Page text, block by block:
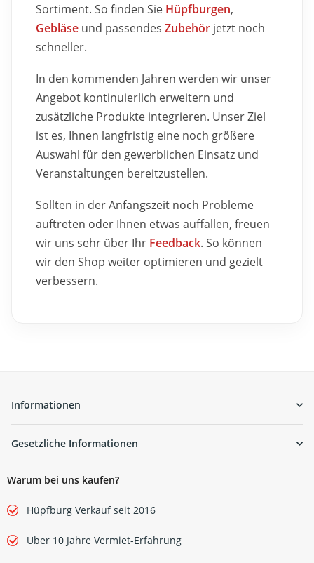
Sortiment. So finden Sie Hüpfburgen,
Gebläse und passendes Zubehör jetzt noch
schneller.
In den kommenden Jahren werden wir unser
Angebot kontinuierlich erweitern und
zusätzliche Produkte integrieren. Unser Ziel
ist es, Ihnen langfristig eine noch größere
Auswahl für den gewerblichen Einsatz und
Veranstaltungen bereitzustellen.
Sollten in der Anfangszeit noch Probleme
auftreten oder Ihnen etwas auffallen, freuen
wir uns sehr über Ihr Feedback. So können
wir den Shop weiter optimieren und gezielt
verbessern.
Informationen
Gesetzliche Informationen
Warum bei uns kaufen?
Hüpfburg Verkauf seit 2016
Über 10 Jahre Vermiet-Erfahrung